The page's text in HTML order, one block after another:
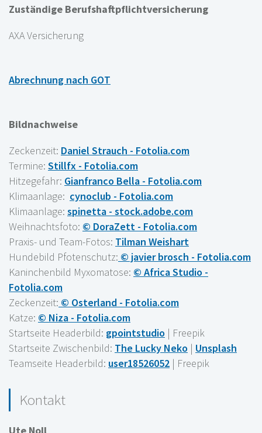
Zuständige Berufshaftpflichtversicherung
AXA Versicherung
Abrechnung nach GOT
Bildnachweise
Zeckenzeit: Daniel Strauch - Fotolia.com
Termine: Stillfx - Fotolia.com
Hitzegefahr: Gianfranco Bella - Fotolia.com
Klimaanlage: cynoclub - Fotolia.com
Klimaanlage: spinetta - stock.adobe.com
Weihnachtsfoto: © DoraZett - Fotolia.com
Praxis- und Team-Fotos: Tilman Weishart
Hundebild Pfotenschutz: © javier brosch - Fotolia.com
Kaninchenbild Myxomatose: © Africa Studio -
Fotolia.com
Zeckenzeit: © Osterland - Fotolia.com
Katze: © Niza - Fotolia.com
Startseite Headerbild: gpointstudio | Freepik
Startseite Zwischenbild: The Lucky Neko | Unsplash
Teamseite Headerbild: user18526052 | Freepik
Kontakt